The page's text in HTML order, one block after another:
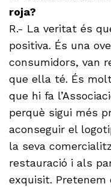
roja?
R.- La veritat és
positiva. És una
consumidors, van
que ella té. És
que hi fa
perquè sigui més
aconseguir el
la seva
restauració i als
exquisit. Pretenem